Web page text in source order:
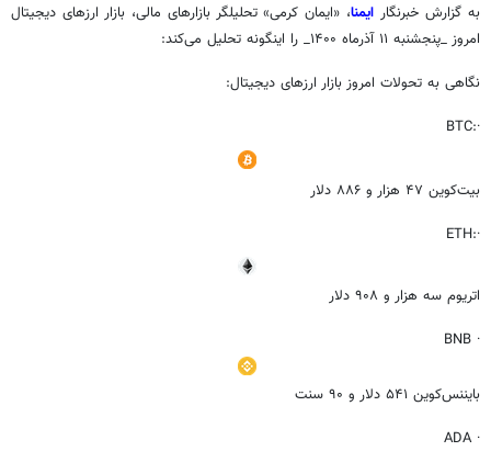
به گزارش خبرنگار ایمنا، «ایمان کرمی» تحلیلگر بازارهای مالی، بازار ارزهای دیجیتال
امروز _پنجشنبه ۱۱ آذرماه ۱۴۰۰_ را اینگونه تحلیل می‌کند:
نگاهی به تحولات امروز بازار ارزهای دیجیتال:
·:BTC
بیت‌کوین ۴۷ هزار و ۸۸۶ دلار
·:ETH
اتریوم سه هزار و ۹۰۸ دلار
· BNB
بایننس‌کوین ۵۴۱ دلار و ۹۰ سنت
· ADA